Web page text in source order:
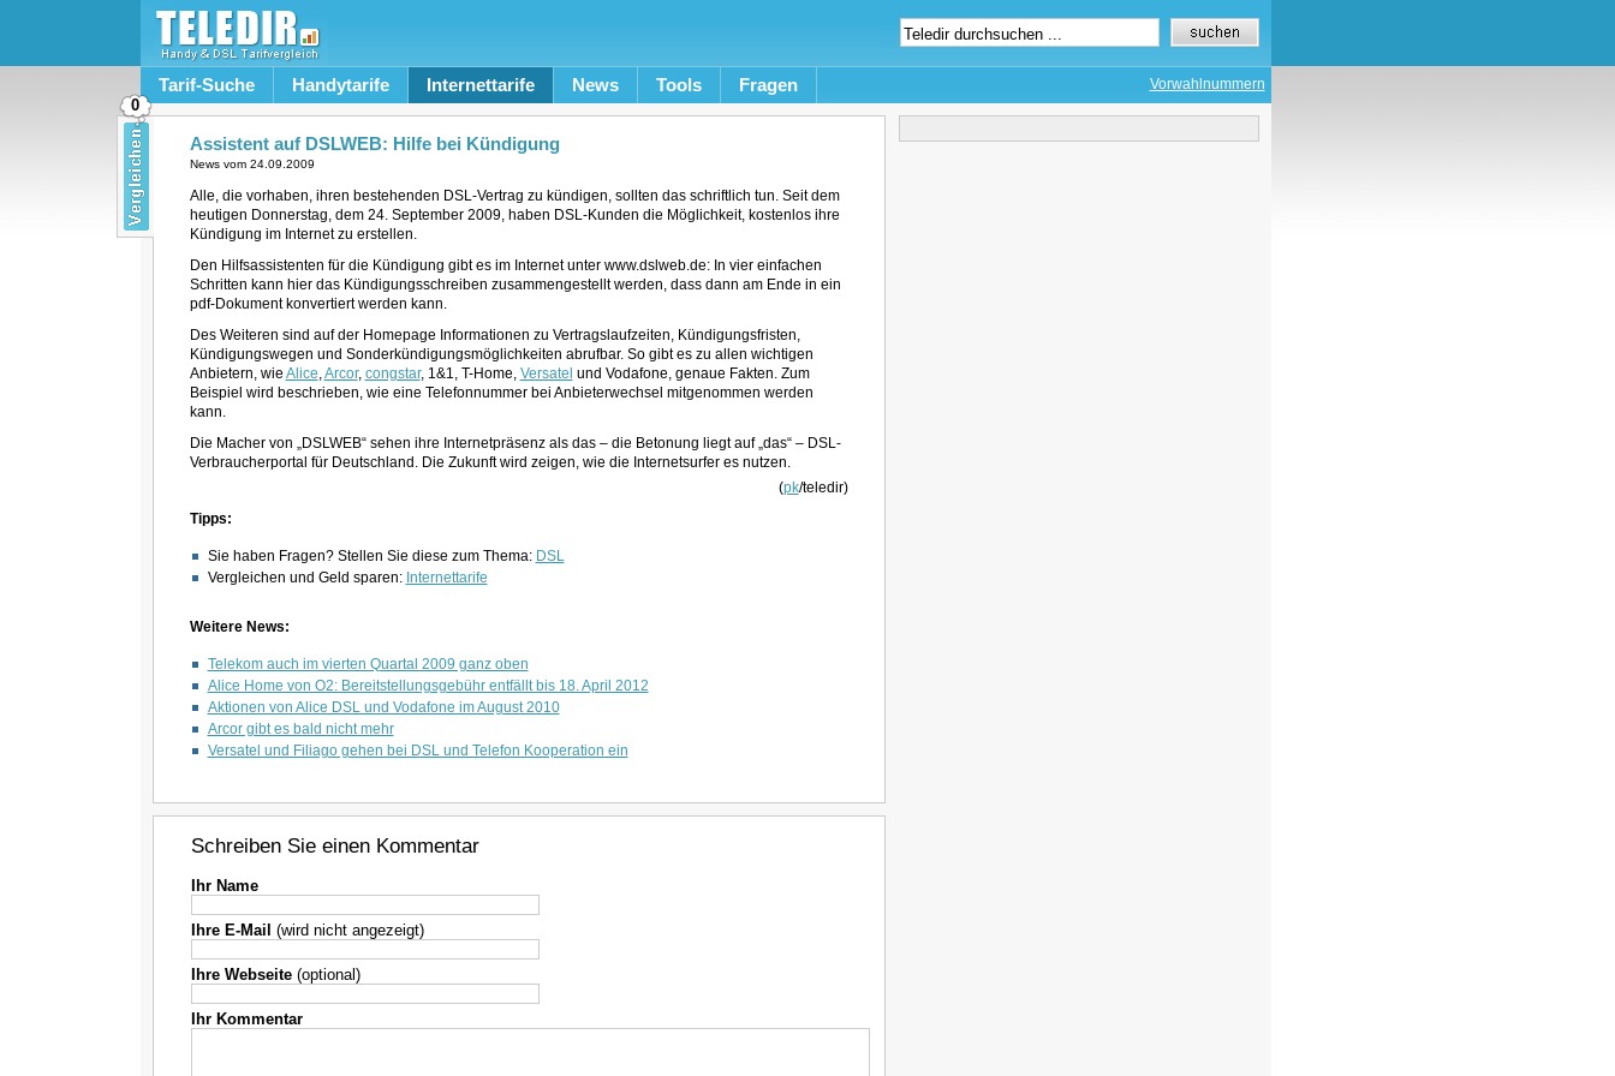
Tarif-Suche Handytarife Internettarife News Tools Fragen Vorwahlnummern
Assistent auf DSLWEB: Hilfe bei Kündigung
News vom 24.09.2009
Alle, die vorhaben, ihren bestehenden DSL-Vertrag zu kündigen, sollten das schriftlich tun. Seit dem
heutigen Donnerstag, dem 24. September 2009, haben DSL-Kunden die Möglichkeit, kostenlos ihre
Kündigung im Internet zu erstellen.
Den Hilfsassistenten für die Kündigung gibt es im Internet unter www.dslweb.de: In vier einfachen
Schritten kann hier das Kündigungsschreiben zusammengestellt werden, dass dann am Ende in ein
pdf-Dokument konvertiert werden kann.
Des Weiteren sind auf der Homepage Informationen zu Vertragslaufzeiten, Kündigungsfristen,
Kündigungswegen und Sonderkündigungsmöglichkeiten abrufbar. So gibt es zu allen wichtigen
Anbietern, wie Alice,Arcor, congstar, 1&1, T-Home, Versatel und Vodafone, genaue Fakten. Zum
Beispiel wird beschrieben, wie eine Telefonnummer bei Anbieterwechsel mitgenommen werden
kann.
Die Macher von „DSLWEB“ sehen ihre Internetpräsenz als das – die Betonung liegt auf „das“ – DSL-
Verbraucherportal für Deutschland. Die Zukunft wird zeigen, wie die Internetsurfer es nutzen.
(pk/teledir)
Tipps:
Sie haben Fragen? Stellen Sie diese zum Thema: DSL
Vergleichen und Geld sparen: Internettarife
Weitere News:
Telekom auch im vierten Quartal 2009 ganz oben
Alice Home von O2: Bereitstellungsgebühr entfällt bis 18. April 2012
Aktionen von Alice DSL und Vodafone im August 2010
Arcor gibt es bald nicht mehr
Versatel und Filiago gehen bei DSL und Telefon Kooperation ein
Schreiben Sie einen Kommentar
Ihr Name
Ihre E-Mail (wird nicht angezeigt)
Ihre Webseite(optional)
Ihr Kommentar
0